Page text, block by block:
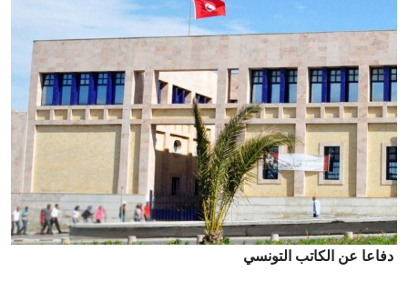
دفاعا عن الكاتب التونسي